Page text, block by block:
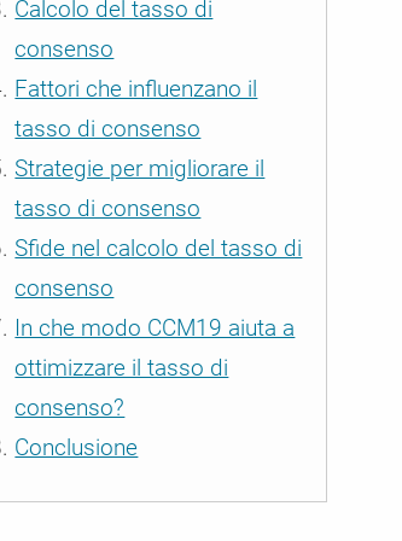
Calcolo del tasso di
consenso
Fattori che influenzano il
tasso di consenso
Strategie per migliorare il
tasso di consenso
Sfide nel calcolo del tasso di
consenso
In che modo CCM19 aiuta a
ottimizzare il tasso di
consenso?
Conclusione